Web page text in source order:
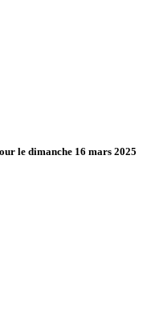
le dimanche 16 mars 2025